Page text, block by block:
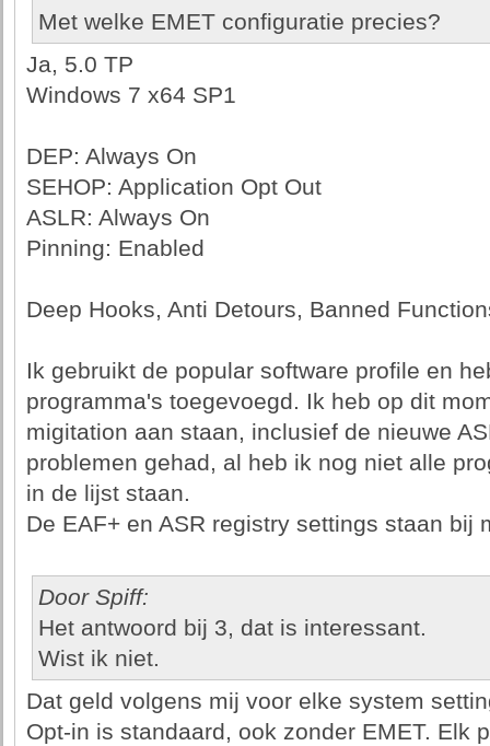
Met welke EMET configuratie precies?
Ja, 5.0 TP
Windows 7 x64 SP1
DEP: Always On
SEHOP: Application Opt Out
ASLR: Always On
Pinning: Enabled
Deep Hooks, Anti Detours, Banned
Ik gebruikt de popular software profile en
programma's toegevoegd. Ik heb op dit
migitation aan staan, inclusief de nieuwe
problemen gehad, al heb ik nog niet alle
in de lijst staan.
De EAF+ en ASR registry settings staan bij
Door Spiff:
Het antwoord bij 3, dat is interessant.
Wist ik niet.
Dat geld volgens mij voor elke system
Opt-in is standaard, ook zonder EMET. Elk